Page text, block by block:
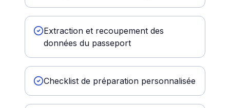
Extraction et recoupement des
données du passeport
Checklist de préparation personnalisée